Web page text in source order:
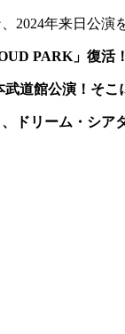
2024年来日公演
PARK」復活
武道館公演！そ
ドリーム・シア